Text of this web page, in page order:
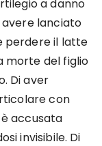
a danno
avere lanciato
perdere il latte
morte del figlio
Di aver
con
accusata
invisibile. Di